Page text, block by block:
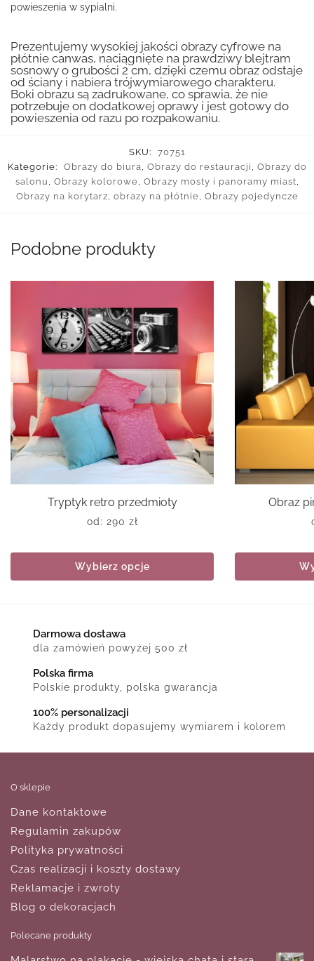
powieszenia w sypialni.
Prezentujemy wysokiej jakości obrazy cyfrowe na
płótnie canwas, naciągnięte na prawdziwy blejtram
sosnowy o grubości 2 cm, dzięki czemu obraz odstaje
od ściany i nabiera trójwymiarowego charakteru.
Boki obrazu są zadrukowane, co sprawia, że nie
potrzebuje on dodatkowej oprawy i jest gotowy do
powieszenia od razu po rozpakowaniu.
SKU:
70751
Kategorie:
Obrazy do biura, Obrazy do restauracji , Obrazy do
salonu , Obrazy kolorowe, Obrazy mosty i panoramy miast,
Obrazy na korytarz, obrazy na płótnie, Obrazy pojedyncze
Podobne produkty
Tryptyk retro przedmioty
od: 290 zł
Wybierz opcje
Obraz
Darmowa dostawa
dla zamówień powyżej 500 zł
Polska firma
Polskie produkty, polska gwarancja
100% personalizacji
Każdy produkt dopasujemy wymiarem i kolorem
O sklepie
Dane kontaktowe
Regulamin zakupów
Polityka prywatności
Czas realizacji i koszty dostawy
Reklamacje i zwroty
Blog o dekoracjach
Polecane produkty